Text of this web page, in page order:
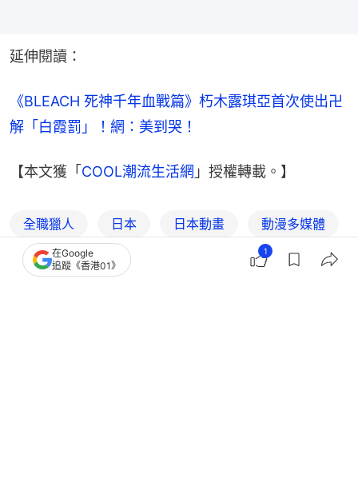
延伸閱讀：
《BLEACH 死神千年血戰篇》朽木露琪亞首次使出卍
解「白霞罰」！網：美到哭！
【本文獲「COOL潮流生活網 」授權轉載。】
全職獵人 日本 日本動畫 動漫多媒體
動漫 COOL潮流生活網
在Google
追蹤《香港01》
1